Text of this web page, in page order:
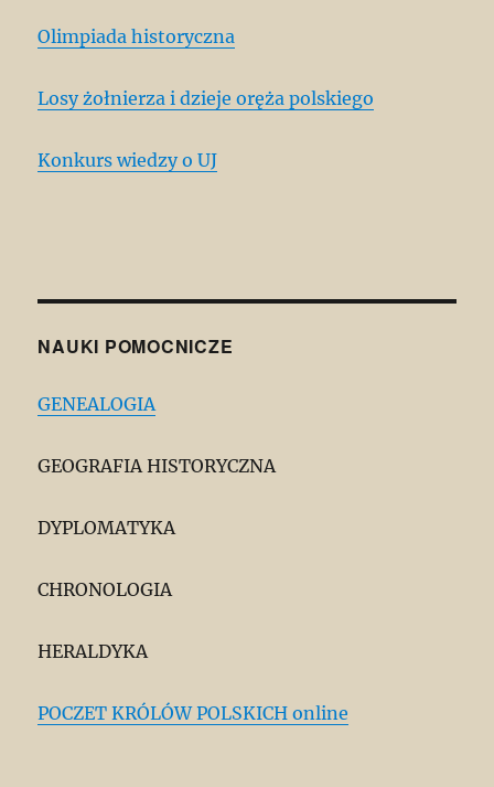
Olimpiada historyczna
Losy żołnierza i dzieje oręża polskiego
Konkurs wiedzy o UJ
NAUKI POMOCNICZE
GENEALOGIA
GEOGRAFIA HISTORYCZNA
DYPLOMATYKA
CHRONOLOGIA
HERALDYKA
POCZET KRÓLÓW POLSKICH online